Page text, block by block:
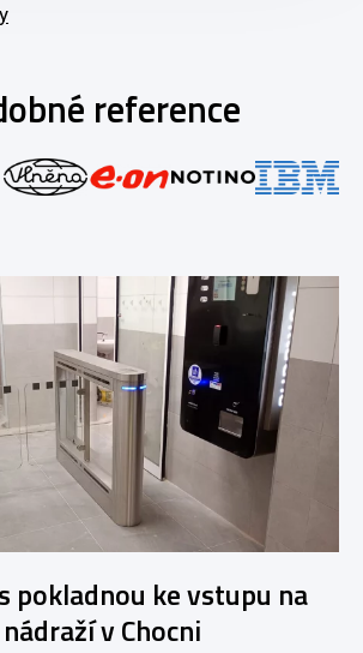
reference
pokladnou ke vstupu na
v Chocni